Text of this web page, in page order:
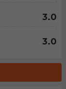
3.0
3.0